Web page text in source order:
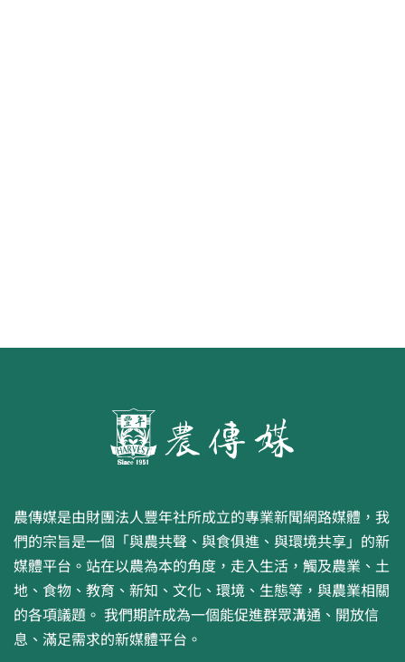
農傳媒是由財團法人豐年社所成立的專業新聞網路媒體，我
們的宗旨是一個「與農共聲、與食俱進、與環境共享」的新
媒體平台。站在以農為本的角度，走入生活，觸及農業、土
地、食物、教育、新知、文化、環境、生態等，與農業相關
的各項議題。 我們期許成為一個能促進群眾溝通、開放信
息、滿足需求的新媒體平台。